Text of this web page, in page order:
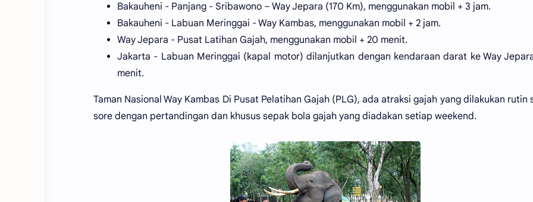
Bakauheni - Panjang - Sribawono – Way Jepara (170 Km), menggunakan mobil + 3 jam.
Bakauheni - Labuan Meringgai - Way Kambas, menggunakan mobil + 2 jam.
Way Jepara - Pusat Latihan Gajah, menggunakan mobil + 20 menit.
Jakarta - Labuan Meringgai (kapal motor) dilanjutkan dengan kendaraan darat ke Way
menit.
Taman Nasional Way Kambas Di Pusat Pelatihan Gajah (PLG), ada atraksi gajah yang dilakukan rutin
sore dengan pertandingan dan khusus sepak bola gajah yang diadakan setiap weekend.